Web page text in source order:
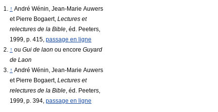
↑ André Wénin, Jean-Marie Auwers
et Pierre Bogaert, Lectures et
relectures de la Bible, éd. Peeters,
1999, p. 415, passage en ligne
↑ ou Gui de laon ou encore Guyard
de Laon
↑ André Wénin, Jean-Marie Auwers
et Pierre Bogaert, Lectures et
relectures de la Bible, éd. Peeters,
1999, p. 394, passage en ligne